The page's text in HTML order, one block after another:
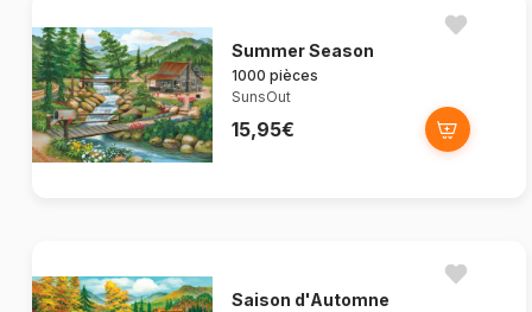
Summer Season
1000 pièces
SunsOut
15,95€
Saison d'Automne